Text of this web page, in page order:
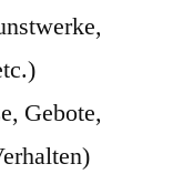
Gebote,